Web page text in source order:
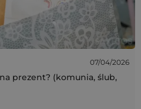
07/04/2026
prezent? (komunia, ślub,